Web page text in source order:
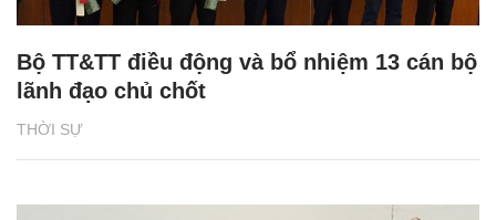
THỜI SỰ
Bộ TT&TT điều động và bổ nhiệm 13 cán bộ
lãnh đạo chủ chốt